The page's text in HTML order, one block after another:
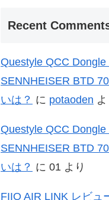
Recent
Questyle QCC Dongle
SENNHEISER BTD
いは？ に potaoden よ
Questyle QCC Dongle
SENNHEISER BTD
いは？ に 01 より
FIIO AIR LINK レビュ